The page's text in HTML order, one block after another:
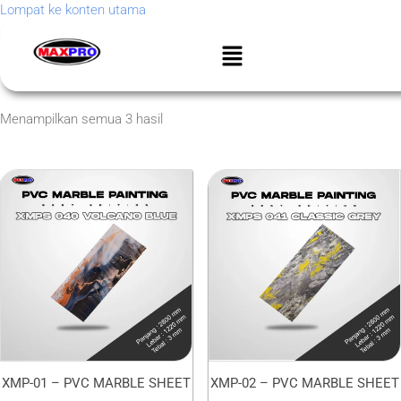
Lompat ke konten utama
Menampilkan semua 3 hasil
XMP-01 – PVC MARBLE SHEET XMP-02 – PVC MARBLE SHEET